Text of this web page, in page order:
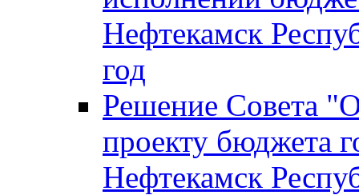
Нефтекамск
год
Решение Совета
проекту бюджета
Нефтекамск